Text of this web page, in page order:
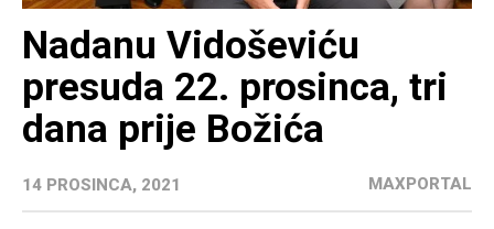
Nadanu Vidoševiću
presuda 22. prosinca, tri
dana prije Božića
14 PROSINCA, 2021 MAXPORTAL